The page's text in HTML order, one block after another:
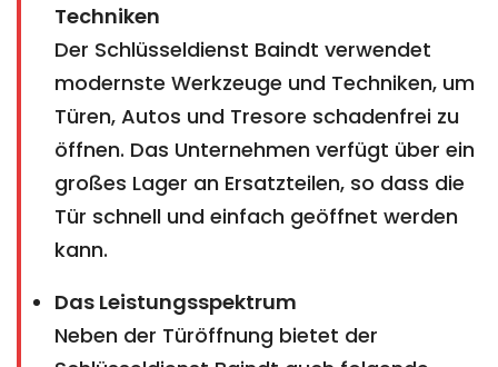
Techniken
Der Schlüsseldienst Baindt verwendet
modernste Werkzeuge und Techniken, um
Türen, Autos und Tresore schadenfrei zu
öffnen. Das Unternehmen verfügt über ein
großes Lager an Ersatzteilen, so dass die
Tür schnell und einfach geöffnet werden
kann.
Das Leistungsspektrum
Neben der Türöffnung bietet der